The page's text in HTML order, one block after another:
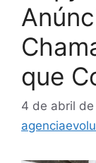
que
4 de abril